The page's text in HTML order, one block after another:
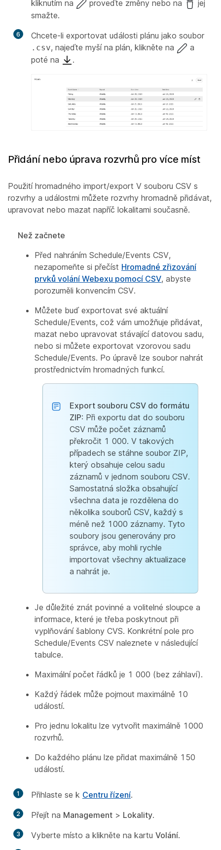
kliknutím na proveďte změny nebo na
jej
smažte.
6 Chcete-li exportovat události plánu jako soubor
.csv, najeďte myší na plán, klikněte na
a
poté na
.
Přidání nebo úprava rozvrhů pro více míst
Použití hromadného import/export V souboru CSV s
rozvrhy a událostmi můžete rozvrhy hromadně přidávat,
upravovat nebo mazat napříč lokalitami současně.
Než začnete
Před nahráním Schedule/Events CSV,
nezapomeňte si přečíst Hromadné zřizování
prvků volání Webexu pomocí CSV, abyste
porozuměli konvencím CSV.
Můžete buď exportovat své aktuální
Schedule/Events, což vám umožňuje přidávat,
mazat nebo upravovat stávající datovou sadu,
nebo si můžete exportovat vzorovou sadu
Schedule/Events. Po úpravě lze soubor nahrát
prostřednictvím hromadných funkcí.
Export souboru CSV do formátu
ZIP: Při exportu dat do souboru
CSV může počet záznamů
překročit 1 000. V takových
případech se stáhne soubor ZIP,
který obsahuje celou sadu
záznamů v jednom souboru CSV.
Samostatná složka obsahující
všechna data je rozdělena do
několika souborů CSV, každý s
méně než 1000 záznamy. Tyto
soubory jsou generovány pro
správce, aby mohli rychle
importovat všechny aktualizace
a nahrát je.
Je důležité znát povinné a volitelné sloupce a
informace, které je třeba poskytnout při
vyplňování šablony CVS. Konkrétní pole pro
Schedule/Events CSV naleznete v následující
tabulce.
Maximální počet řádků je 1 000 (bez záhlaví).
Každý řádek může pojmout maximálně 10
událostí.
Pro jednu lokalitu lze vytvořit maximálně 1000
rozvrhů.
Do každého plánu lze přidat maximálně 150
událostí.
1 Přihlaste se k Centru řízení.
2 Přejít na Management > Lokality.
3 Vyberte místo a klikněte na kartu Volání.